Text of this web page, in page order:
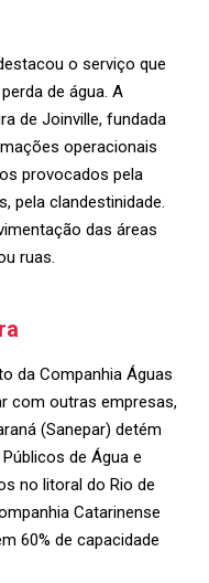
o serviço que
de água. A
de Joinville, fundada
operacionais
provocados pela
pela clandestinidade.
das áreas
ruas.
da Companhia Águas
com outras empresas,
(Sanepar) detém
de Água e
no litoral do Rio de
Catarinense
60% de capacidade